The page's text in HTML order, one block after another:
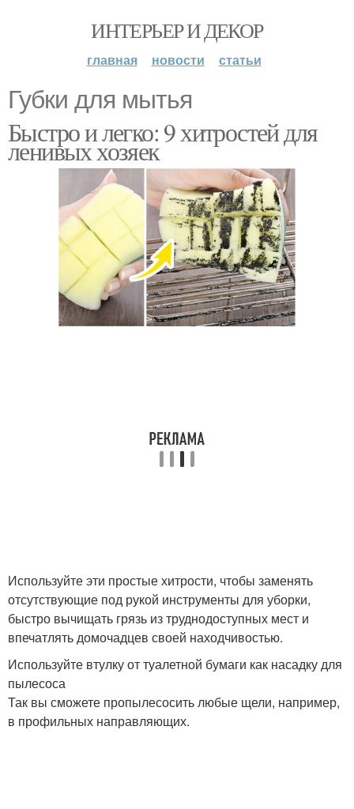
ИНТЕРЬЕР И ДЕКОР
главная новости статьи
Губки для мытья
Быстро и легко: 9 хитростей для
ленивых хозяек
Используйте эти простые хитрости, чтобы заменять
отсутствующие под рукой инструменты для уборки,
быстро вычищать грязь из труднодоступных мест и
впечатлять домочадцев своей находчивостью.
Используйте втулку от туалетной бумаги как насадку для
пылесоса
Так вы сможете пропылесосить любые щели, например,
в профильных направляющих.